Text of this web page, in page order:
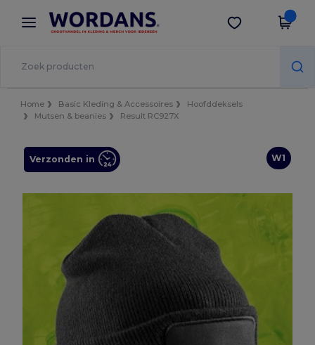
× Wordans-app
Betere prijzen in de app!
Download app
Home Basic Kleding & Accessoires
Hoofddeksels
Mutsen & beanies
Result RC927X
W1
Verzonden in